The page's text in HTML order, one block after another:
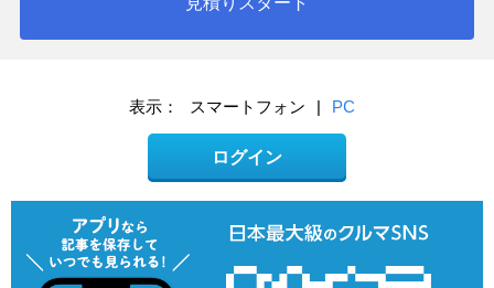
表示： スマートフォン | PC
ログイン